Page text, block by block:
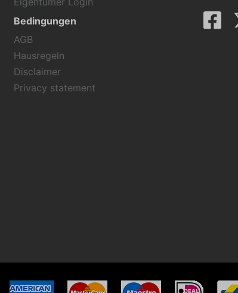
Bedingungen
AGB
Hausregeln
Disclaimer
Privacy statement